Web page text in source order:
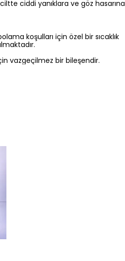
ciddi yanıklara ve göz hasarına
koşulları için özel bir sıcaklık
vazgeçilmez bir bileşendir.